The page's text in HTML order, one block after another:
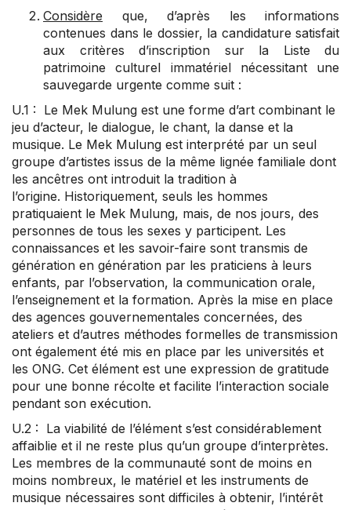
Considère que, d’après les informations
contenues dans le dossier, la candidature satisfait
aux critères d’inscription sur la Liste du
patrimoine culturel immatériel nécessitant une
sauvegarde urgente comme suit :
U.1 : Le Mek Mulung est une forme d’art combinant le
jeu d’acteur, le dialogue, le chant, la danse et la
musique. Le Mek Mulung est interprété par un seul
groupe d’artistes issus de la même lignée familiale dont
les ancêtres ont introduit la tradition à
l’origine. Historiquement, seuls les hommes
pratiquaient le Mek Mulung, mais, de nos jours, des
personnes de tous les sexes y participent. Les
connaissances et les savoir-faire sont transmis de
génération en génération par les praticiens à leurs
enfants, par l’observation, la communication orale,
l’enseignement et la formation. Après la mise en place
des agences gouvernementales concernées, des
ateliers et d’autres méthodes formelles de transmission
ont également été mis en place par les universités et
les ONG. Cet élément est une expression de gratitude
pour une bonne récolte et facilite l’interaction sociale
pendant son exécution.
U.2 : La viabilité de l’élément s’est considérablement
affaiblie et il ne reste plus qu’un groupe d’interprètes.
Les membres de la communauté sont de moins en
moins nombreux, le matériel et les instruments de
musique nécessaires sont difficiles à obtenir, l’intérêt